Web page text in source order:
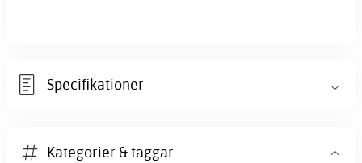
Specifikationer
Kategorier & taggar